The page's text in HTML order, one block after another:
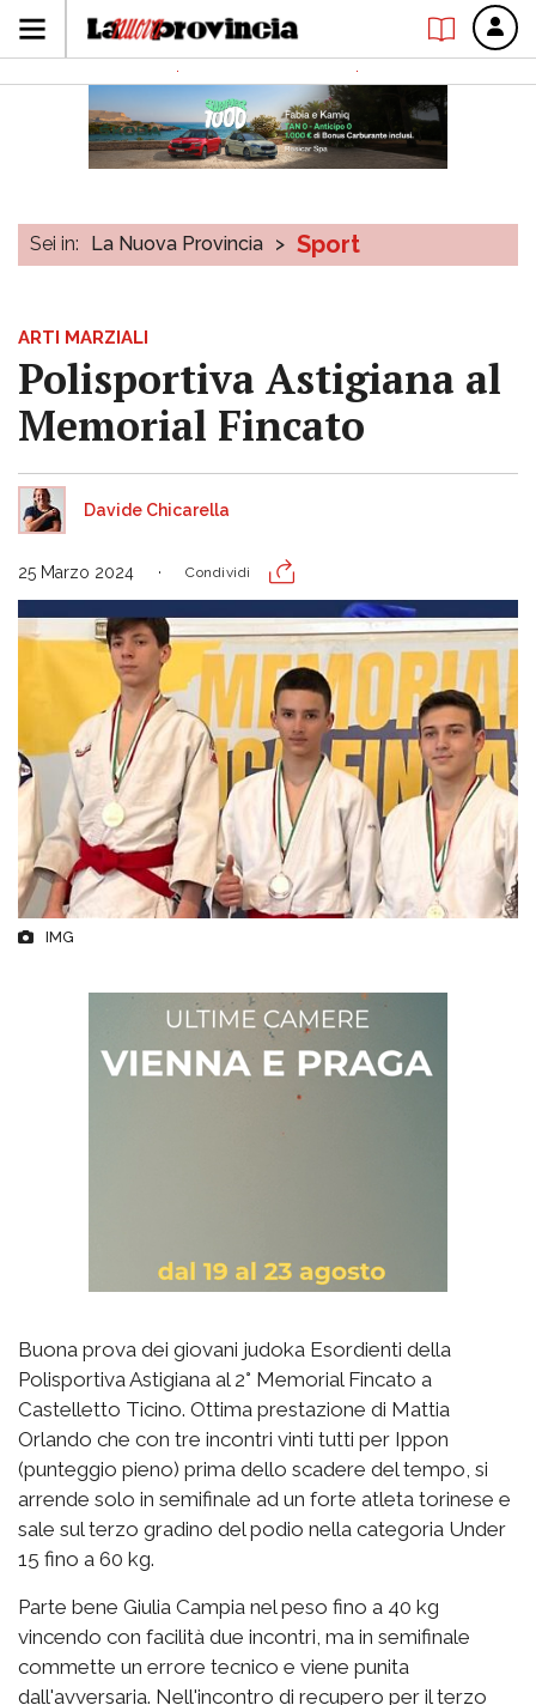
Sei in: La Nuova Provincia > Sport
ARTI MARZIALI
Polisportiva Astigiana al
Memorial Fincato
Davide Chicarella
25 Marzo 2024 Condividi
IMG
Buona prova dei giovani judoka Esordienti della
Polisportiva Astigiana al 2° Memorial Fincato a
Castelletto Ticino. Ottima prestazione di Mattia
Orlando che con tre incontri vinti tutti per Ippon
(punteggio pieno) prima dello scadere del tempo, si
arrende solo in semifinale ad un forte atleta torinese e
sale sul terzo gradino del podio nella categoria Under
15 fino a 60 kg.
Parte bene Giulia Campia nel peso fino a 40 kg
vincendo con facilità due incontri, ma in semifinale
commette un errore tecnico e viene punita
dall'avversaria. Nell'incontro di recupero per il terzo